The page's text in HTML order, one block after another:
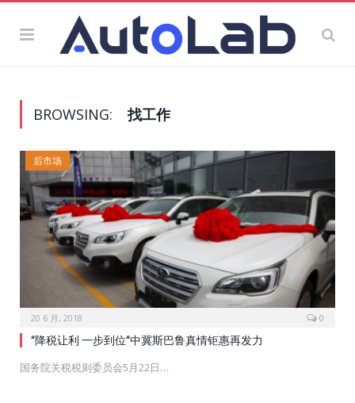
BROWSING: 找工作
后市场
20 6 月, 2018 0
“降税让利 一步到位“中冀斯巴鲁真情钜惠再发力
国务院关税税则委员会5月22日…